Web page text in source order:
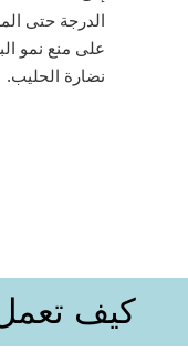
الدرجة حتى
على منع نمو
نضارة الحليب.
كيف